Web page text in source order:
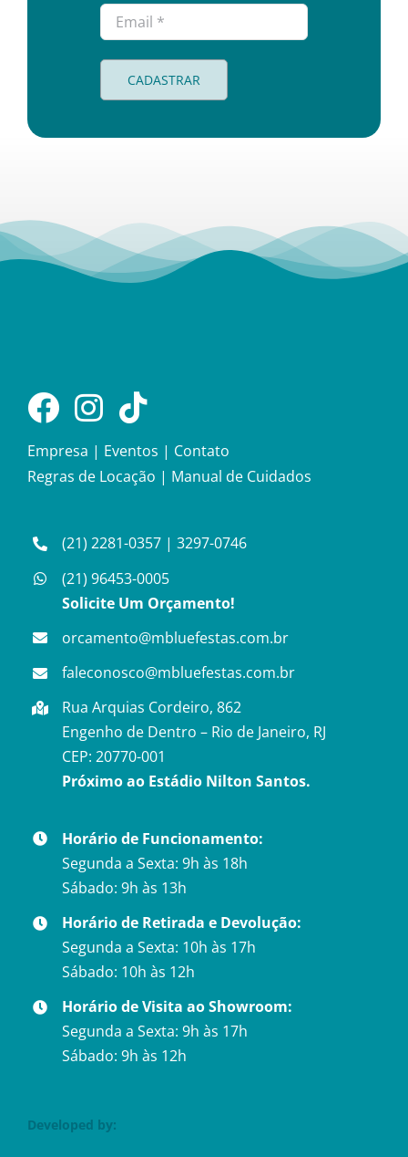
CADASTRAR
Empresa | Eventos | Contato
Regras de Locação | Manual de Cuidados
(21) 2281-0357 |3297-0746
(21) 96453-0005
Solicite Um Orçamento!
orcamento@mbluefestas.com.br
faleconosco@mbluefestas.com.br
Rua Arquias Cordeiro, 862
Engenho de Dentro – Rio de Janeiro, RJ
CEP: 20770-001
Próximo ao Estádio Nilton Santos.
Horário de Funcionamento:
Segunda a Sexta: 9h às 18h
Sábado: 9h às 13h
Horário de Retirada e Devolução:
Segunda a Sexta: 10h às 17h
Sábado: 10h às 12h
Horário de Visita ao Showroom:
Segunda a Sexta: 9h às 17h
Sábado: 9h às 12h
Developed by: